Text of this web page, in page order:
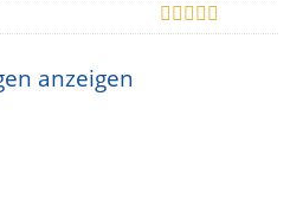
anzeigen